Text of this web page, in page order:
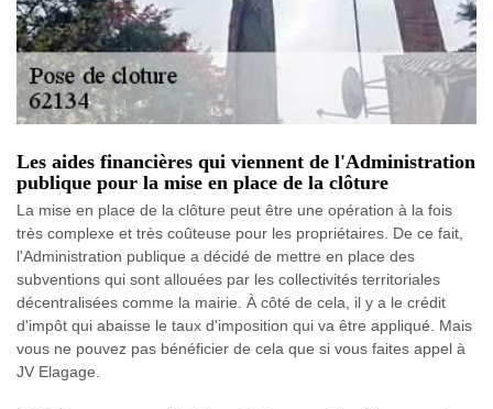
Les aides financières qui viennent de l'Administration
publique pour la mise en place de la clôture
La mise en place de la clôture peut être une opération à la fois
très complexe et très coûteuse pour les propriétaires. De ce fait,
l'Administration publique a décidé de mettre en place des
subventions qui sont allouées par les collectivités territoriales
décentralisées comme la mairie. À côté de cela, il y a le crédit
d'impôt qui abaisse le taux d'imposition qui va être appliqué. Mais
vous ne pouvez pas bénéficier de cela que si vous faites appel à
JV Elagage.